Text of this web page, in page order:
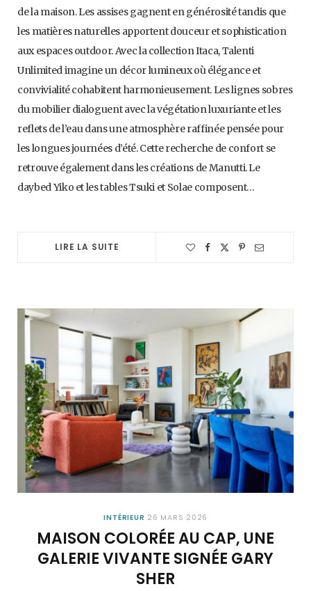
de la maison. Les assises gagnent en générosité tandis que
les matières naturelles apportent douceur et sophistication
aux espaces outdoor. Avec la collection Itaca, Talenti
Unlimited imagine un décor lumineux où élégance et
convivialité cohabitent harmonieusement. Les lignes sobres
du mobilier dialoguent avec la végétation luxuriante et les
reflets de l’eau dans une atmosphère raffinée pensée pour
les longues journées d’été. Cette recherche de confort se
retrouve également dans les créations de Manutti. Le
daybed Yiko et les tables Tsuki et Solae composent…
LIRE LA SUITE
INTÉRIEUR 26 MARS 2026
MAISON COLORÉE AU CAP, UNE
GALERIE VIVANTE SIGNÉE GARY
SHER